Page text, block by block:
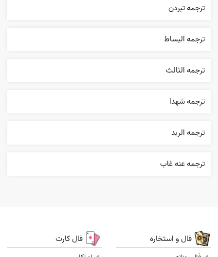
ترجمه تبردن
ترجمه البساط
ترجمه الثالث
ترجمه شهدا
ترجمه الربد
ترجمه عنه غاب
فال و استخاره فال کارت